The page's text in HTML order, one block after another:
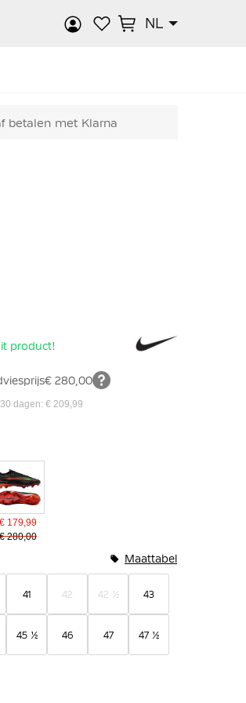
NL
betalen met Klarna
product!
€ 280,00
dagen: € 209,99
€ 179,99
€ 280,00
41 42 42 ½ 43
45 ½ 46 47 47 ½
Maattabel